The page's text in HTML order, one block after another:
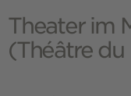
Theater im
(Théâtre